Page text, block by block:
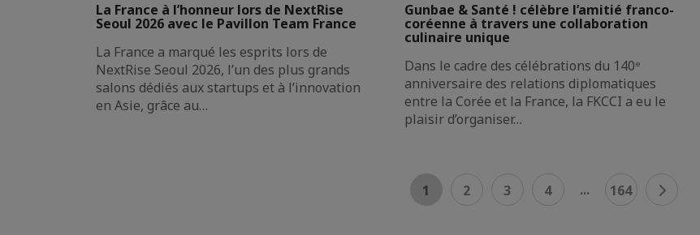
La France à l’honneur lors de NextRise
Seoul 2026 avec le Pavillon Team France
La France a marqué les esprits lors de
NextRise Seoul 2026, l’un des plus grands
salons dédiés aux startups et à l’innovation
en Asie, grâce au…
Gunbae & Santé ! célèbre l’amitié franco-
coréenne à travers une collaboration
culinaire unique
Dans le cadre des célébrations du 140ᵉ
anniversaire des relations diplomatiques
entre la Corée et la France, la FKCCI a eu le
plaisir d’organiser…
1 2 3 4 ... 164